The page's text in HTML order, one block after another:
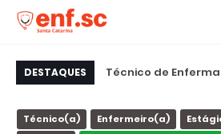
DESTAQUES
Técnico de
em São José na
Técnico(a) Enfermeiro(a)